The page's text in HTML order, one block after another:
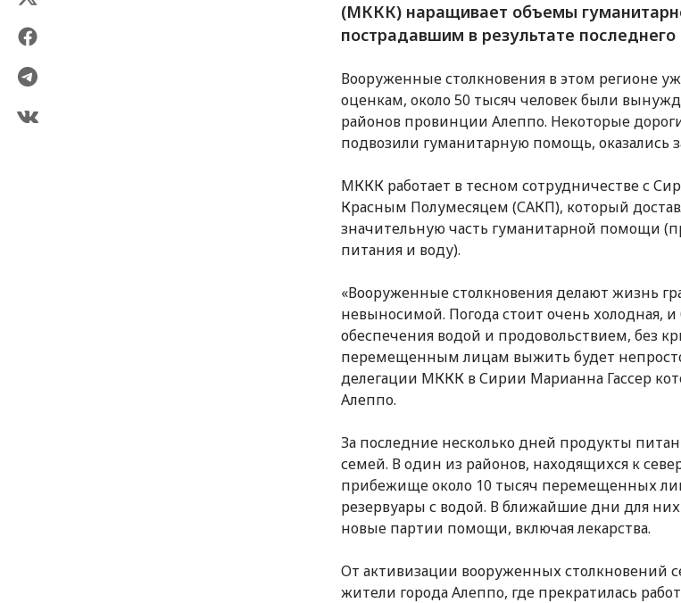
(МККК) наращивает объемы
пострадавшим в результате последнего
Вооруженные столкновения в этом регионе
оценкам, около 50 тысяч человек были
районов провинции Алеппо. Некоторые
подвозили гуманитарную помощь, оказались
МККК работает в тесном сотрудничестве с
Красным Полумесяцем (САКП), который
значительную часть гуманитарной помощи
питания и воду).
«Вооруженные столкновения делают жизнь
невыносимой. Погода стоит очень холодная, и
обеспечения водой и продовольствием, без
перемещенным лицам выжить будет
делегации МККК в Сирии Марианна Гассер
Алеппо.
За последние несколько дней продукты
семей. В один из районов, находящихся к
прибежище около 10 тысяч перемещенных
резервуары с водой. В ближайшие дни для
новые партии помощи, включая лекарства.
От активизации вооруженных столкновений
жители города Алеппо, где прекратилась